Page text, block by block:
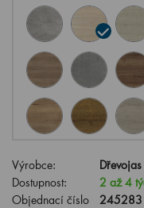
Výrobce: Dřevojas
Dostupnost:
2 až 4
Objednací číslo
245283